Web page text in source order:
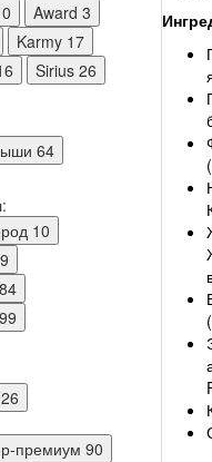
Award 3
Karmy 17
Sirius 26
64
10
премиум 90